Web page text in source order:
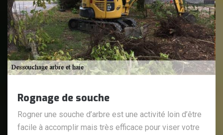
Rognage de souche
Rogner une souche d’arbre est une activité loin d’être
facile à accomplir mais très efficace pour viser votre